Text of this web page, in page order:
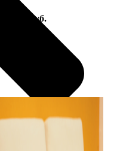
Цена, руб.